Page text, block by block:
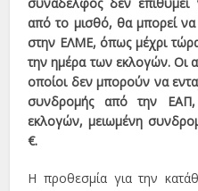
από το μισθό, θα μπορεί
στην ΕΛΜΕ, όπως μέχρι
την ημέρα των εκλογών. Οι
οποίοι δεν μπορούν να
συνδρομής από την
εκλογών, μειωμένη
€.
Η προθεσμία για την